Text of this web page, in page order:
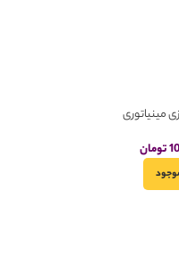
مینیاتوری
تومان